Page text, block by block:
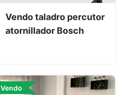
Vendo taladro percutor
atornillador Bosch
Vendo